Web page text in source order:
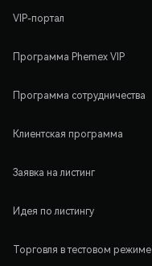
VIP-портал
Программа Phemex VIP
Программа сотрудничества
Клиентская программа
Заявка на листинг
Идея по листингу
Торговля в тестовом режиме